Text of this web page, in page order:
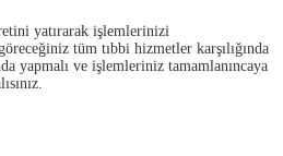
yatırarak işlemlerinizi
tüm tıbbi hizmetler karşılığında
yapmalı ve işlemleriniz tamamlanıncaya